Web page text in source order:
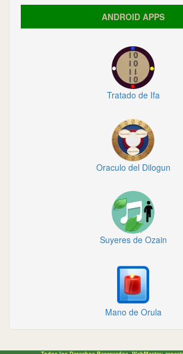
ANDROID APPS
Tratado de Ifa
Oraculo del Dilogun
Suyeres de Ozain
Mano de Orula